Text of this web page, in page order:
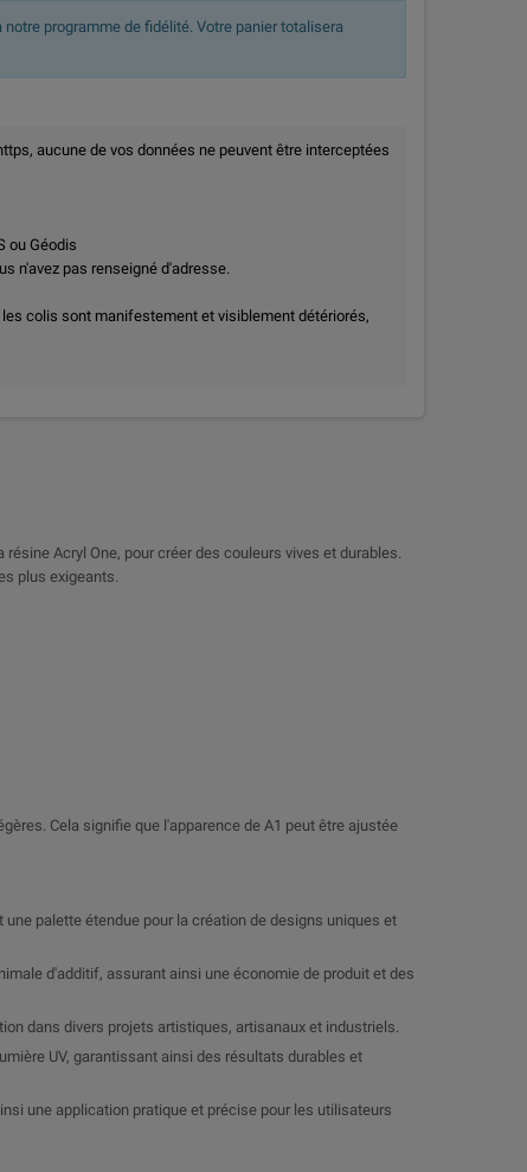
programme de fidélité. Votre panier totalisera
aucune de vos données ne peuvent être interceptées
ou Géodis
n'avez pas renseigné d'adresse.
colis sont manifestement et visiblement détériorés,
Acryl One, pour créer des couleurs vives et durables.
plus exigeants.
Cela signifie que l'apparence de A1 peut être ajustée
palette étendue pour la création de designs uniques et
d'additif, assurant ainsi une économie de produit et des
dans divers projets artistiques, artisanaux et industriels.
UV, garantissant ainsi des résultats durables et
une application pratique et précise pour les utilisateurs